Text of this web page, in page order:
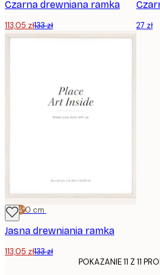
Czarna drewniana ramka
113,05 zł133 zł 27 zł
-15%*
40x50 cm
Jasna drewniania ramka
113,05 zł133 zł
POKAZANIE 11 Z 11